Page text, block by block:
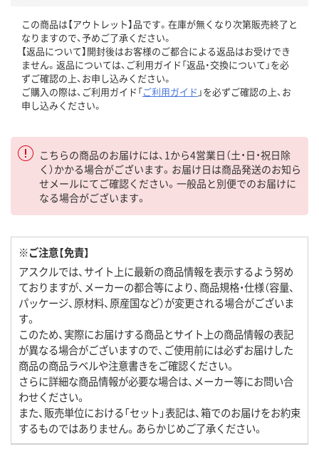
この商品は【アウトレット】品です。在庫が無くなり次第販売終了と
なりますので、予めご了承ください。
【返品について】開封後はお客様のご都合による返品はお受けでき
ません。返品については、ご利用ガイド「返品・交換について」を必
ずご確認の上、お申し込みください。
ご購入の際は、ご利用ガイド「ご利用ガイド 」を必ずご確認の上、お
申し込みください。
こちらの商品のお届けには、1から4営業日（土・日・祝日除
く）かかる場合がございます。お届け日は商品発送のお知ら
せメールにてご確認ください。一般品と別便でのお届けに
なる場合がございます。
※ご注意【免責】
アスクルでは、サイト上に最新の商品情報を表示するよう努め
ておりますが、メーカーの都合等により、商品規格・仕様（容量、
パッケージ、原材料、原産国など）が変更される場合がございま
す。
このため、実際にお届けする商品とサイト上の商品情報の表記
が異なる場合がございますので、ご使用前には必ずお届けした
商品の商品ラベルや注意書きをご確認ください。
さらに詳細な商品情報が必要な場合は、メーカー等にお問い合
わせください。
また、販売単位における「セット」表記は、箱でのお届けをお約束
するものではありません。あらかじめご了承ください。